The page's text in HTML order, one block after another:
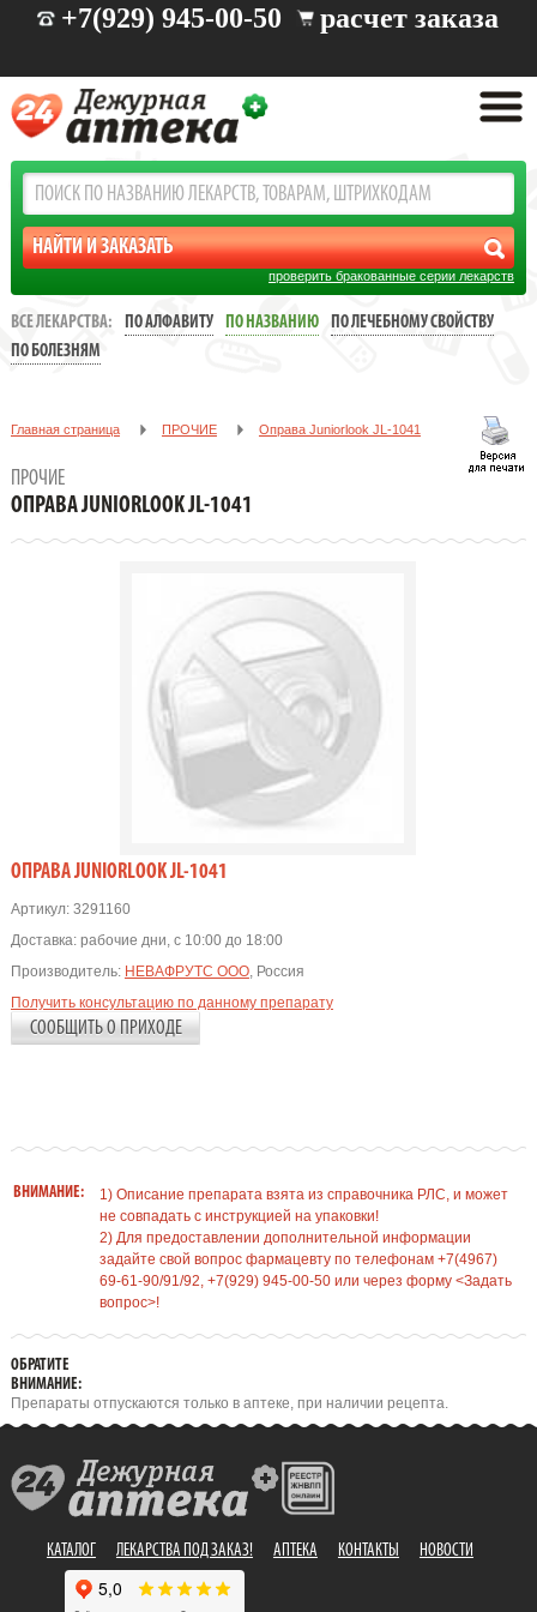
+7(929) 945-00-50 расчет заказа
проверить бракованные серии лекарств
ВСЕ ЛЕКАРСТВА: ПО АЛФАВИТУ ПО НАЗВАНИЮ
ПО ЛЕЧЕБНОМУ СВОЙСТВУ
ПО БОЛЕЗНЯМ
Главная страница ПРОЧИЕ Oправа Juniorlook JL-1041
ПРОЧИЕ
OПРАВА JUNIORLOOK JL-1041
OПРАВА JUNIORLOOK JL-1041
Артикул:3291160
Доставка: рабочие дни, с 10:00 до 18:00
Производитель: НЕВАФРУТС ООО, Россия
Получить консультацию по данному препарату
СООБЩИТЬ О ПРИХОДЕ
ВНИМАНИЕ:
1) Описание препарата взята из справочника РЛС, и может
не совпадать с инструкцией на упаковки!
2) Для предоставлении дополнительной информации
задайте свой вопрос фармацевту по телефонам +7(4967)
69-61-90/91/92, +7(929) 945-00-50 или через форму <Задать
вопрос>!
ОБРАТИТЕ
ВНИМАНИЕ:
Препараты отпускаются только в аптеке, при наличии рецепта.
КАТАЛОГ ЛЕКАРСТВА ПОД ЗАКАЗ! АПТЕКА КОНТАКТЫ НОВОСТИ